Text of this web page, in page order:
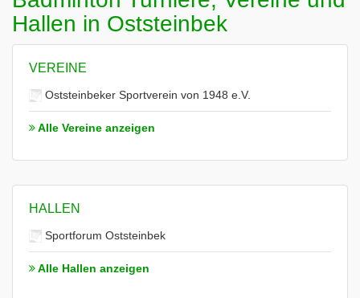
Hallen in Oststeinbek
VEREINE
Oststeinbeker Sportverein von 1948 e.V.
Alle Vereine anzeigen
HALLEN
Sportforum Oststeinbek
Alle Hallen anzeigen